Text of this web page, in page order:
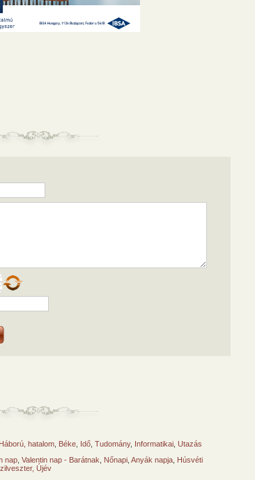
Háború, hatalom Béke Idő Tudomány, Informatikai Utazás
nap Valentin nap - Barátnak Nőnapi Anyák napja Húsvéti
Újév